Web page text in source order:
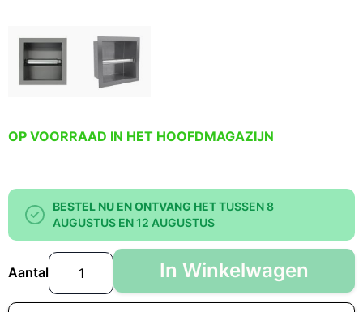
OP VOORRAAD IN HET HOOFDMAGAZIJN
BESTEL NU EN ONTVANG HETTUSSEN 8
AUGUSTUS EN 12 AUGUSTUS
Aantal In Winkelwagen